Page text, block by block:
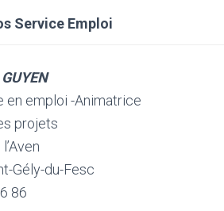
Service Emploi
en emploi -Animatrice
projets
Gély-du-Fesc
86